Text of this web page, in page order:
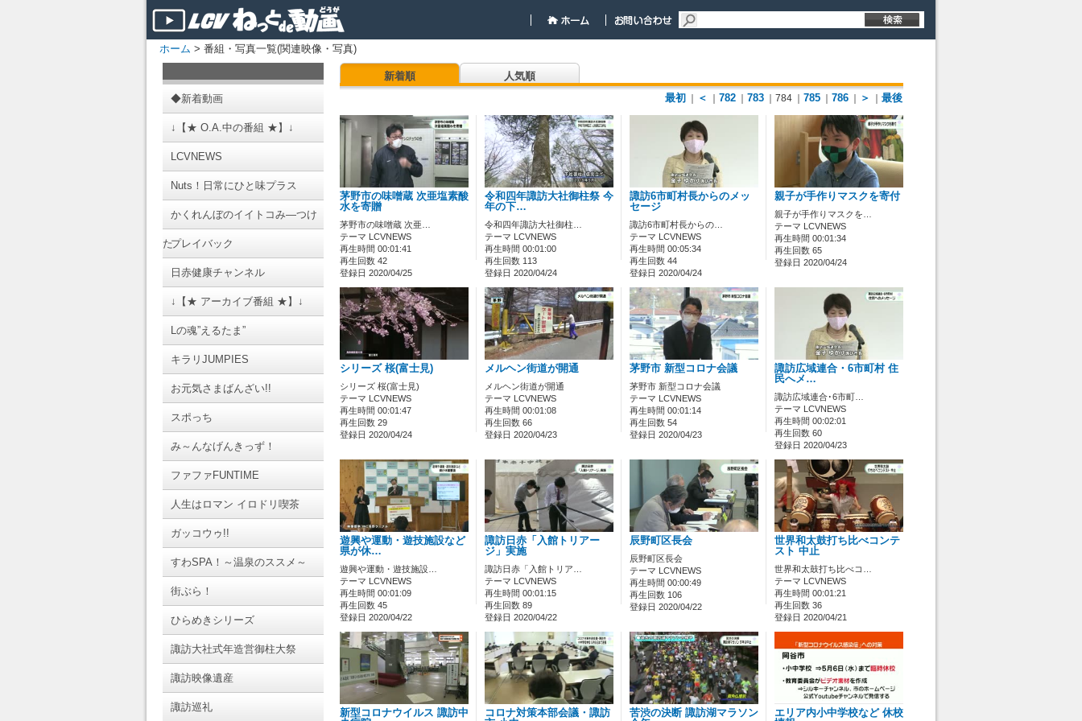
ホーム > 番組・写真一覧(関連映像・写真)
◆新着動画
↓【★ O.A.中の番組 ★】↓
LCVNEWS
Nuts！日常にひと味プラス
かくれんぼのイイトコみ―つけ
たプレイバック
日赤健康チャンネル
↓【★ アーカイブ番組 ★】↓
Lの魂”えるたま”
キラリJUMPIES
お元気さまばんざい!!
スポっち
み～んなげんきっず！
ファファFUNTIME
人生はロマン イロドリ喫茶
ガッコウゥ!!
すわSPA！～温泉のススメ～
街ぶら！
ひらめきシリーズ
諏訪大社式年造営御柱大祭
諏訪映像遺産
諏訪巡礼
新着順
人気順
最初
＜ 782 783 ｜784 785 786 ＞ 最後
茅野市の味噌蔵 次亜塩素酸
水を寄贈
茅野市の味噌蔵 次亜…
テーマ LCVNEWS
再生時間 00:01:41
再生回数 42
登録日 2020/04/25
令和四年諏訪大社御柱祭 今
年の下…
令和四年諏訪大社御柱…
テーマ LCVNEWS
再生時間 00:01:00
再生回数 113
登録日 2020/04/24
諏訪6市町村長からのメッ
セージ
諏訪6市町村長からの…
テーマ LCVNEWS
再生時間 00:05:34
再生回数 44
登録日 2020/04/24
親子が手作りマスクを寄付
親子が手作りマスクを…
テーマ LCVNEWS
再生時間 00:01:34
再生回数 65
登録日 2020/04/24
シリーズ 桜(富士見)
シリーズ 桜(富士見)
テーマ LCVNEWS
再生時間 00:01:47
再生回数 29
登録日 2020/04/24
メルヘン街道が開通
メルヘン街道が開通
テーマ LCVNEWS
再生時間 00:01:08
再生回数 66
登録日 2020/04/23
茅野市 新型コロナ会議
茅野市 新型コロナ会議
テーマ LCVNEWS
再生時間 00:01:14
再生回数 54
登録日 2020/04/23
諏訪広域連合・6市町村 住
民へメ…
諏訪広域連合･6市町…
テーマ LCVNEWS
再生時間 00:02:01
再生回数 60
登録日 2020/04/23
遊興や運動・遊技施設など
県が休…
遊興や運動・遊技施設…
テーマ LCVNEWS
再生時間 00:01:09
再生回数 45
登録日 2020/04/22
諏訪日赤「入館トリアー
ジ」実施
諏訪日赤「入館トリア…
テーマ LCVNEWS
再生時間 00:01:15
再生回数 89
登録日 2020/04/22
辰野町区長会
辰野町区長会
テーマ LCVNEWS
再生時間 00:00:49
再生回数 106
登録日 2020/04/22
世界和太鼓打ち比べコンテ
スト 中止
世界和太鼓打ち比べコ…
テーマ LCVNEWS
再生時間 00:01:21
再生回数 36
登録日 2020/04/21
新型コロナウイルス 諏訪中
コロナ対策本部会議・諏訪
苦渋の決断 諏訪湖マラソン
エリア内小中学校など 休校